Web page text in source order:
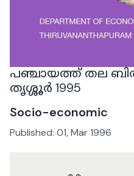
പഞ്ചായത്ത് തല
തൃശ്ശൂർ 1995
Socio-economic
Published: 01, Mar 1996